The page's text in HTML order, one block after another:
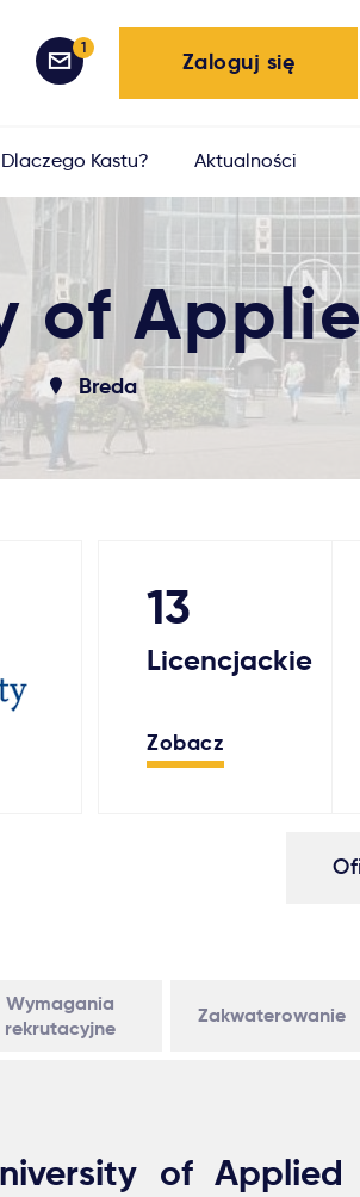
Zaloguj się
1
Dlaczego Kastu? Aktualności
of
Breda
13
Licencjackie
Zobacz
Wymagania
rekrutacyjne
Zakwaterowanie
of